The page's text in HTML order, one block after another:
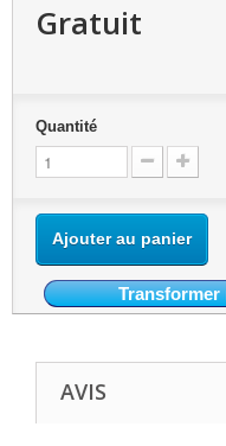
Gratuit
Quantité
Ajouter au panier
Transformer
AVIS